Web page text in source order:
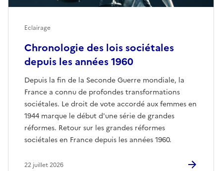
Chronologie des lois sociétales
depuis les années 1960
Depuis la fin de la Seconde Guerre mondiale, la
France a connu de profondes transformations
sociétales. Le droit de vote accordé aux femmes en
1944 marque le début d'une série de grandes
réformes. Retour sur les grandes réformes
sociétales en France depuis les années 1960.
Eclairage
22 juillet 2026